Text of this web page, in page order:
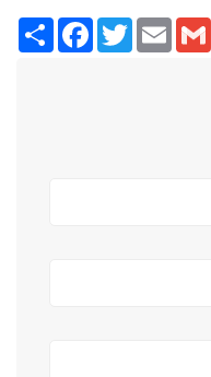
Share
FacebookTwitter Email Gmail